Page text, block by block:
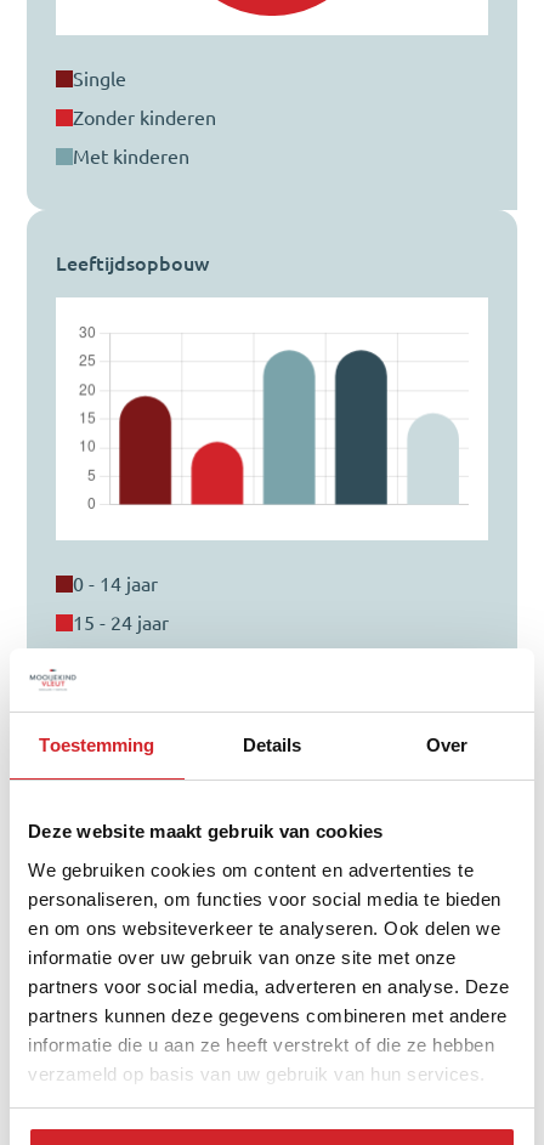
Toestemming Details Over
Deze website maakt gebruik van cookies
We gebruiken cookies om content en advertenties te
personaliseren, om functies voor social media te bieden
en om ons websiteverkeer te analyseren. Ook delen we
informatie over uw gebruik van onze site met onze
partners voor social media, adverteren en analyse. Deze
partners kunnen deze gegevens combineren met andere
informatie die u aan ze heeft verstrekt of die ze hebben
verzameld op basis van uw gebruik van hun services.
single
zonder kinderen
met kinderen
Leeftijdsopbouw
0 - 14 jaar
15 - 24 jaar
65+ jaar
Verdeling type woning
tussenwoning